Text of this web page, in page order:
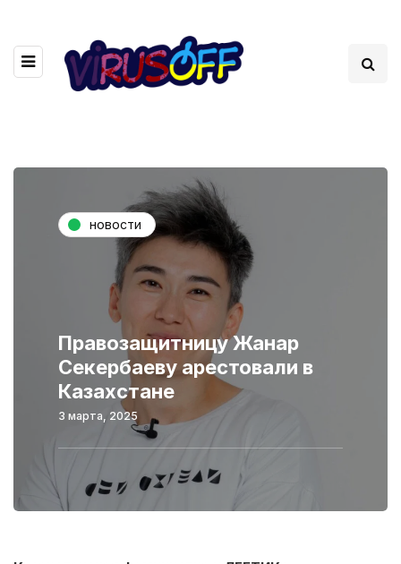
новости
Правозащитницу Жанар
Секербаеву арестовали в
Казахстане
3 марта, 2025